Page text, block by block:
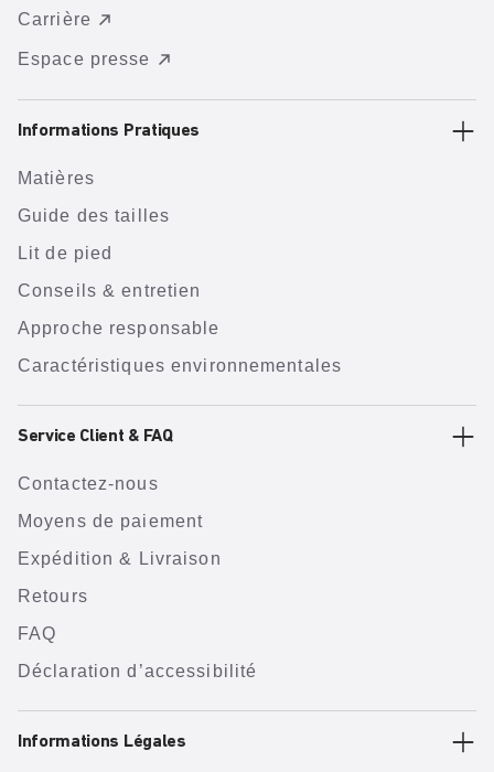
Carrière
Espace presse
Informations Pratiques
Matières
Guide des tailles
Lit de pied
Conseils & entretien
Approche responsable
Caractéristiques environnementales
Service Client & FAQ
Contactez-nous
Moyens de paiement
Expédition & Livraison
Retours
FAQ
Déclaration d’accessibilité
Informations Légales